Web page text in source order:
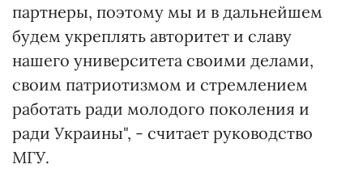
партнеры, поэтому мы и в дальнейшем
будем укреплять авторитет и славу
нашего университета своими делами,
своим патриотизмом и стремлением
работать ради молодого поколения и
ради Украины", - считает руководство
МГУ.